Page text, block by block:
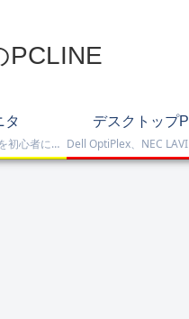
PCLINE
タ
PCモニタの選び方を初心者にも分かりやすく解説。ゲーミングモニタ、4K・高画質モニタ、モバイルモニタ、仕事・普段使い向けモニタまで、用途別に比較しやすくまとめています。
デスクトップ